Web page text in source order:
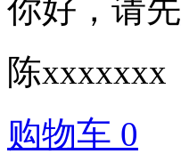
你好，请先
陈xxxxxxx
购物车 0